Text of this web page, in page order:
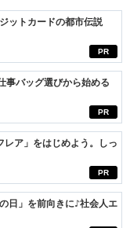
PR
ットカードの都市伝説
PR
事バッグ選びから始める
PR
ア」をはじめよう。しっ
日」を前向きに♪社会人エ